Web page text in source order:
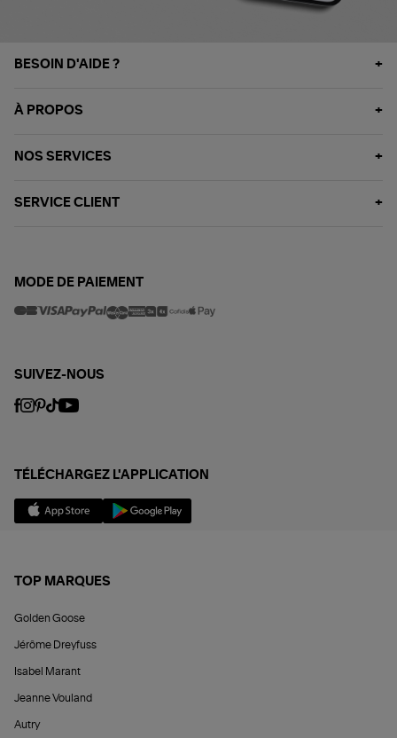
BESOIN D'AIDE ?
À PROPOS
NOS SERVICES
SERVICE CLIENT
MODE DE PAIEMENT
SUIVEZ-NOUS
TÉLÉCHARGEZ L'APPLICATION
TOP MARQUES
Golden Goose
Jérôme Dreyfuss
Isabel Marant
Jeanne Vouland
Autry